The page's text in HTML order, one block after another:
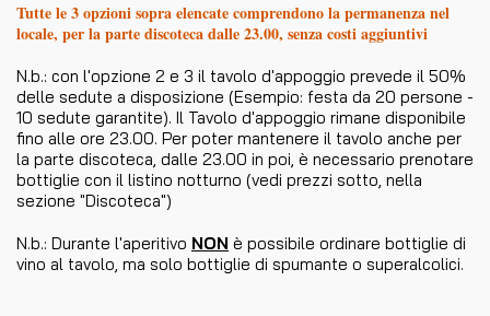
Tutte le 3 opzioni sopra elencate comprendono la permanenza nel
locale, per la parte discoteca dalle 23.00, senza costi aggiuntivi
N.b.: con l'opzione 2 e 3 il tavolo d'appoggio prevede il 50%
delle sedute a disposizione (Esempio: festa da 20 persone -
10 sedute garantite). Il Tavolo d'appoggio rimane disponibile
fino alle ore 23.00. Per poter mantenere il tavolo anche per
la parte discoteca, dalle 23.00 in poi, è necessario prenotare
bottiglie con il listino notturno (vedi prezzi sotto, nella
sezione "Discoteca")
N.b.: Durante l'aperitivo NON è possibile ordinare bottiglie di
vino al tavolo, ma solo bottiglie di spumante o superalcolici.